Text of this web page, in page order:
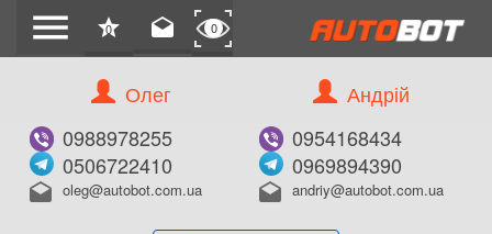
menu star
0 drafts 0
Олег
0988978255
0506722410
drafts oleg@autobot.com.ua
Андрій
0954168434
0969894390
drafts andriy@autobot.com.ua